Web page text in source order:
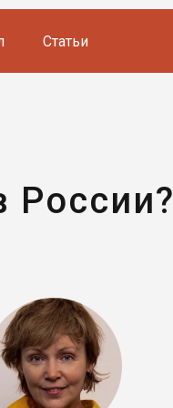
Статьи
России?